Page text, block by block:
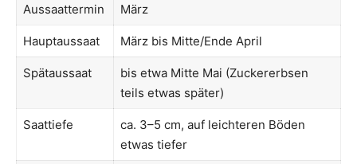
Aussaattermin
März
Hauptaussaat März bis Mitte/Ende April
Spätaussaat
bis etwa Mitte Mai (Zuckererbsen
teils etwas später)
Saattiefe
ca. 3–5 cm, auf leichteren Böden
etwas tiefer